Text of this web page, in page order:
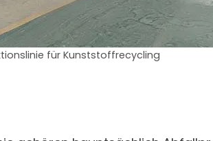
für Kunststoffrecycling